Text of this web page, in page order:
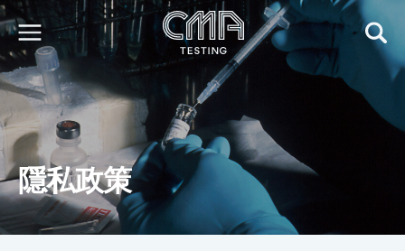
关于我们
我们的服务
最新消息
加入我们
环球支援
联络我们
隱私政策